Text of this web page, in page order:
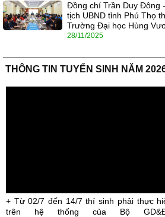
Đồng chí Trần Duy Đông
tịch UBND tỉnh Phú Thọ
Trường Đại học Hùng
28/11/2025
THÔNG TIN TUYỂN SINH NĂM
+ Từ 02/7 đến 14/7 thí sinh phải thực
trên hệ thống của Bộ